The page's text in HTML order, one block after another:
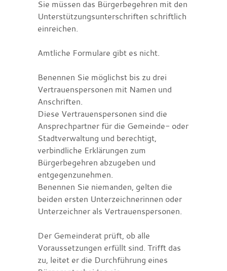
Sie müssen das Bürgerbegehren mit den
Unterstützungsunterschriften schriftlich
einreichen.
Amtliche Formulare gibt es nicht.
Benennen Sie möglichst bis zu drei
Vertrauenspersonen mit Namen und
Anschriften.
Diese Vertrauenspersonen sind die
Ansprechpartner für die Gemeinde- oder
Stadtverwaltung und berechtigt,
verbindliche Erklärungen zum
Bürgerbegehren abzugeben und
entgegenzunehmen.
Benennen Sie niemanden, gelten die
beiden ersten Unterzeichnerinnen oder
Unterzeichner als Vertrauenspersonen.
Der Gemeinderat prüft, ob alle
Voraussetzungen erfüllt sind. Trifft das
zu, leitet er die Durchführung eines